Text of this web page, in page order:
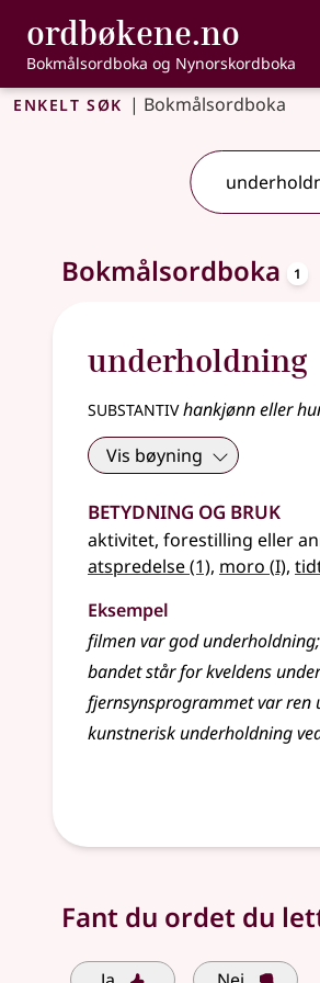
Gå til hovedinnhold
Tilgjengelighet
ordbøkene.no ,
Bokmålsordboka og Nynorskordboka
Enkelt søk | Bokmålsordboka
Ett treff.Ytterligere søkeforslag
Bokmålsordboka 1
underholdning
substantivhankjønn eller
Vis bøyning
Betydning og bruk
aktivitet, forestilling eller
atspredelse(1), moro (1
I),
Eksempel
filmen var god underholdning;
bandet står for kveldens
fjernsynsprogrammet var ren
kunstnerisk underholdning
Fant du ordet du